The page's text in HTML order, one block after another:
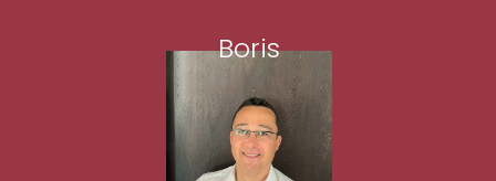
Boris